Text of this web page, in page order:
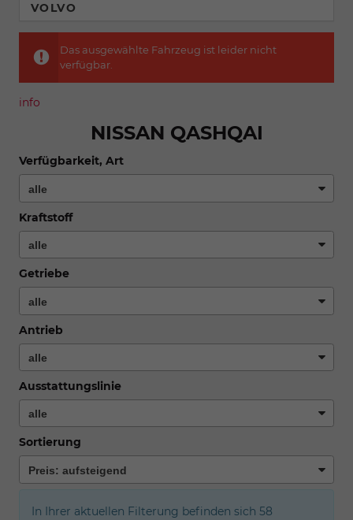
Das ausgewählte Fahrzeug ist leider nicht
verfügbar.
info
NISSAN QASHQAI
Verfügbarkeit, Art
Kraftstoff
Getriebe
Antrieb
Ausstattungslinie
Sortierung
In Ihrer aktuellen Filterung befinden sich 58
VOLVO